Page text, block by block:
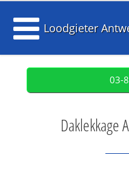
Loodgieter
03-
Daklekkage